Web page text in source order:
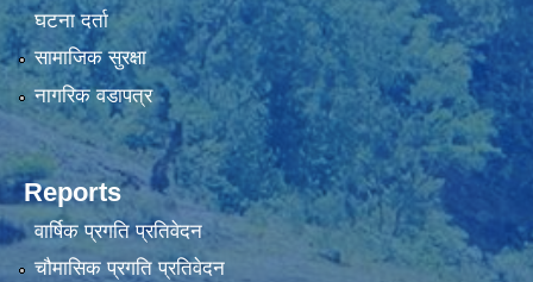
घटना दर्ता
सामाजिक सुरक्षा
नागरिक वडापत्र
Reports
वार्षिक प्रगति प्रतिवेदन
चौमासिक प्रगति प्रतिवेदन